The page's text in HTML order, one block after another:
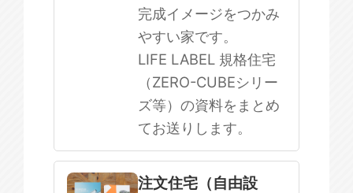
完成イメージをつかみ
やすい家です。
LIFE LABEL 規格住宅
（ZERO-CUBEシリー
ズ等）の資料をまとめ
てお送りします。
注文住宅（自由設